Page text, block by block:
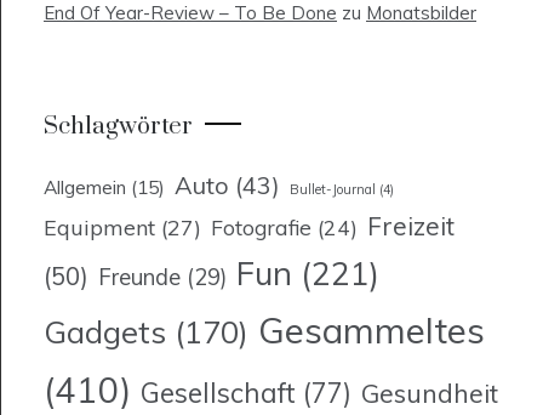
End Of Year-Review – To Be Done zu Monatsbilder
Schlagwörter
Allgemein (15) Auto (43) Bullet-Journal (4)
Equipment (27) Fotografie (24) Freizeit
(50) Freunde (29) Fun (221)
Gadgets (170) Gesammeltes
(410) Gesellschaft (77) Gesundheit